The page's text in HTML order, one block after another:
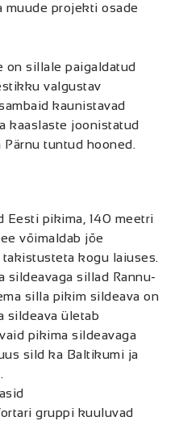
muude projekti osade
on sillale paigaldatud
valgustav
kaunistavad
kaaslaste joonistatud
tuntud hooned.
Eesti pikima, 140 meetri
võimaldab jõe
kogu laiuses.
sildeavaga sillad Rannu-
silla pikim sildeava on
sildeava ületab
pikima sildeavaga
sild ka Baltikumi ja
gruppi kuuluvad